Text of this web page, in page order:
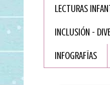
LECTURAS
INCLUSIÓN -
INFOGRAFÏAS